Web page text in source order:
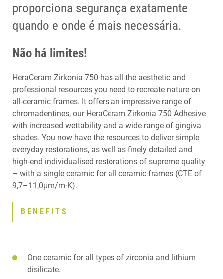
proporciona segurança exatamente
quando e onde é mais necessária.
Não há limites!
HeraCeram Zirkonia 750 has all the aesthetic and
professional resources you need to recreate nature on
all-ceramic frames. It offers an impressive range of
chromadentines, our HeraCeram Zirkonia 750 Adhesive
with increased wettability and a wide range of gingiva
shades. You now have the resources to deliver simple
everyday restorations, as well as finely detailed and
high-end individualised restorations of supreme quality
– with a single ceramic for all ceramic frames (CTE of
9,7–11,0μm/m·K).
BENEFITS
One ceramic for all types of zirconia and lithium
disilicate.